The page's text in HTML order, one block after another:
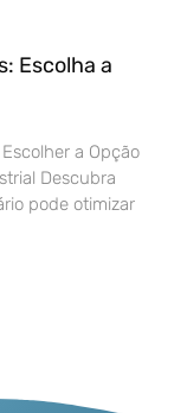
Escolha a
a Opção
Descubra
pode otimizar